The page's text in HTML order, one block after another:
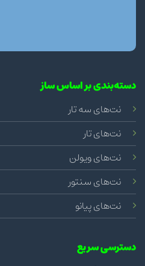
دسته‌بندی بر اساس ساز
نت‌های سه تار
نت‌های تار
نت‌های ویولن
نت‌های سنتور
نت‌های پیانو
دسترسی سریع